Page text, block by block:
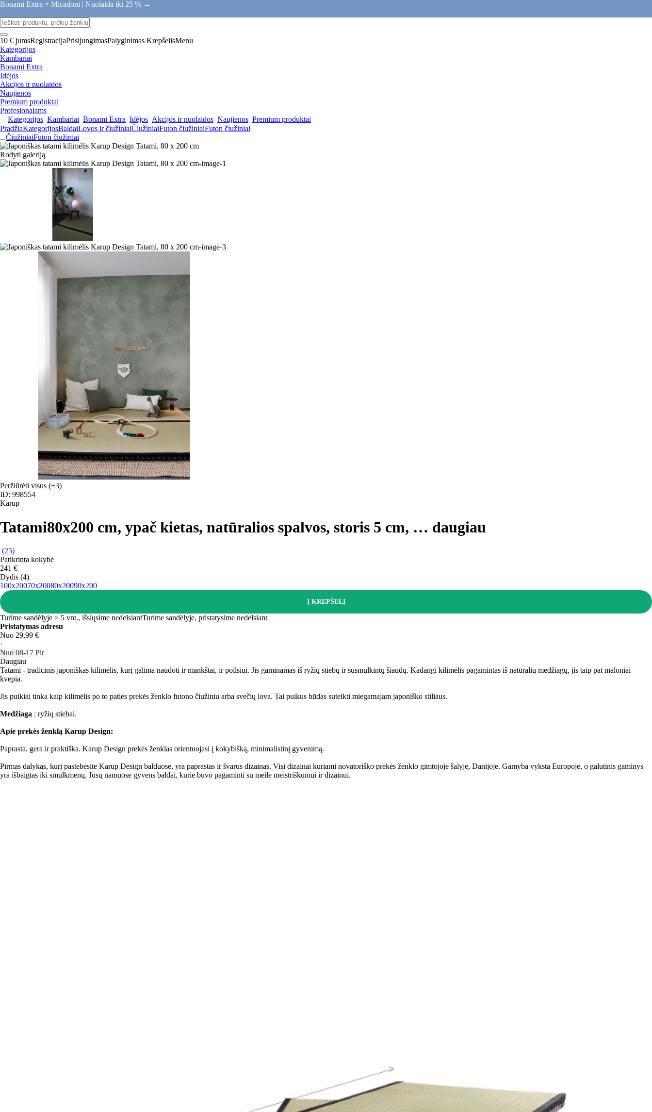
Bonami Extra × Micadoni | Nuolaida iki 25 % →
10 € jumsRegistracijaPrisijungimasPalyginimas KrepšelisMenu
Kategorijos
Kambariai
Bonami Extra
Idėjos
Akcijos ir nuolaidos
Naujienos
Premium produktai
Profesionalams
Kategorijos Kambariai Bonami Extra Idėjos Akcijos ir nuolaidos Naujienos Premium produktai
PradžiaKategorijosBaldaiLovos ir čiužiniaiČiužiniaiFuton čiužiniaiFuton čiužiniai
...ČiužiniaiFuton čiužiniai
Rodyti galeriją
Peržiūrėti visus (+3)
ID: 998554
Karup
Tatami80x200 cm, ypač kietas, natūralios spalvos, storis 5 cm, … daugiau
(25)
Patikrinta kokybė
241 €
Dydis (4)
100x20070x20080x20090x200
Į KREPŠELĮ
Turime sandėlyje > 5 vnt., išsiųsime nedelsiantTurime sandėlyje, pristatysime nedelsiant
Pristatymas adresu
Nuo 29,99 €
·
Nuo 08‑17 Pir
Daugiau
Tatami - tradicinis japoniškas kilimėlis, kurį galima naudoti ir mankštai, ir poilsiui. Jis gaminamas iš ryžių stiebų ir susmulkintų šiaudų. Kadangi kilimėlis pagamintas iš natūralių medžiagų, jis taip pat maloniai
kvepia.
Jis puikiai tinka kaip kilimėlis po to paties prekės ženklo futono čiužiniu arba svečių lova. Tai puikus būdas suteikti miegamajam japoniško stiliaus.
Medžiaga : ryžių stiebai.
Apie prekės ženklą Karup Design:
Paprasta, gera ir praktiška. Karup Design prekės ženklas orientuojasi į kokybišką, minimalistinį gyvenimą.
Pirmas dalykas, kurį pastebėsite Karup Design balduose, yra paprastas ir švarus dizainas. Visi dizainai kuriami novatoriško prekės ženklo gimtojoje šalyje, Danijoje. Gamyba vyksta Europoje, o galutinis gaminys
yra išbaigtas iki smulkmenų. Jūsų namuose gyvens baldai, kurie buvo pagaminti su meile meistriškumui ir dizainui.